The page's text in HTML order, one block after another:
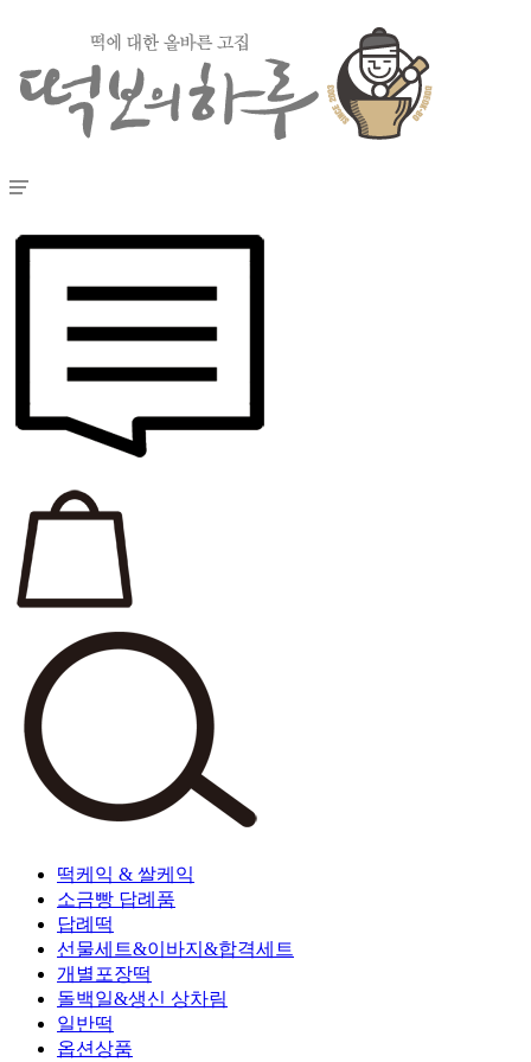
떡케익 & 쌀케익
소금빵 답례품
답례떡
선물세트&이바지&합격세트
개별포장떡
돌백일&생신 상차림
일반떡
옵션상품